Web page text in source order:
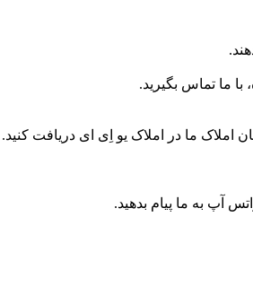
ما تماس بگیرید.
املاک ما در املاک یو اِی ای دریافت کنید.
آپ به ما پیام بدهید.